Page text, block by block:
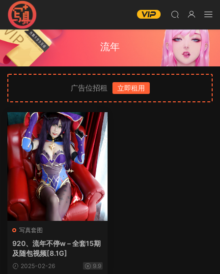
流年
广告位招租 立即租用
写真套图
920、流年不停w – 全套15期
及随包视频[8.1G]
2025-02-26 9.9